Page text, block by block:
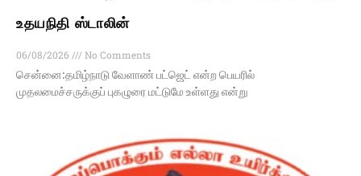
உதயநிதி ஸ்டாலின்
06/08/2026
No Comments
சென்னை:தமிழ்நாடு வேளாண் பட்ஜெட் என்ற பெயரில்
முதலமைச்சருக்குப் புகழுரை மட்டுமே உள்ளது என்று